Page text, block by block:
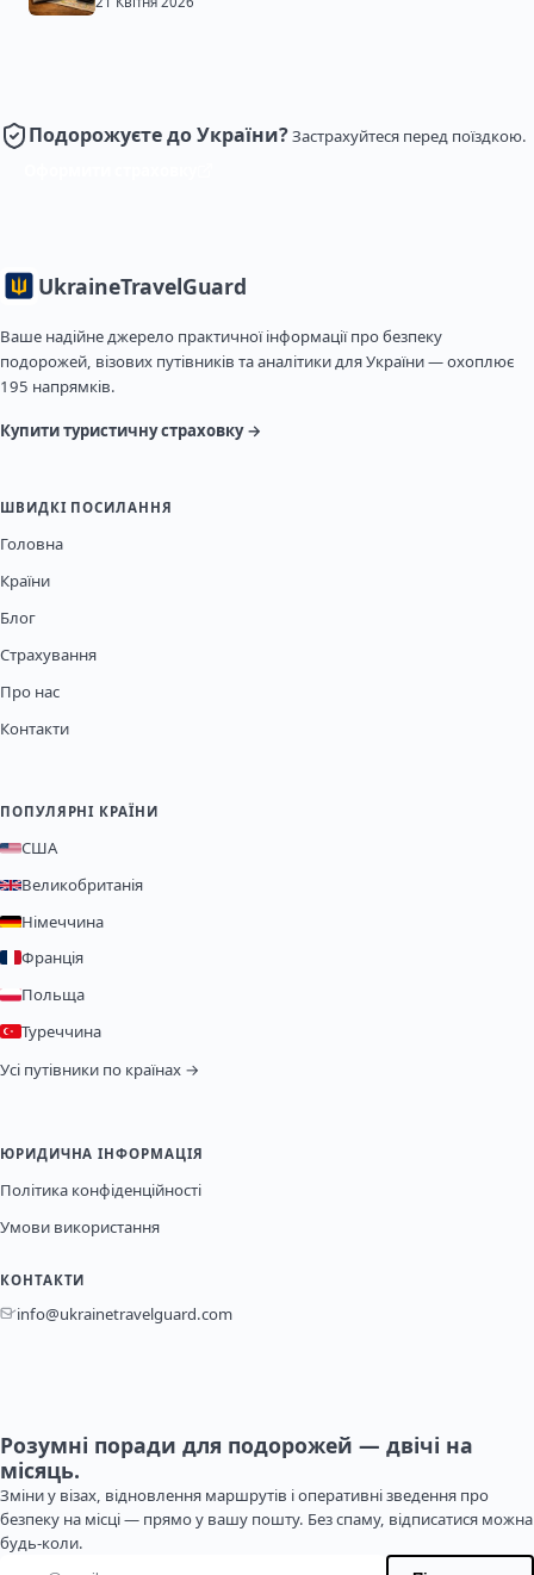
Подорожуєте до України?Застрахуйтеся перед поїздкою.
UkraineTravelGuard
Ваше надійне джерело практичної інформації про безпеку
подорожей, візових путівників та аналітики для України — охоплює
195 напрямків.
Купити туристичну страховку →
ШВИДКІ ПОСИЛАННЯ
Головна
Країни
Блог
Страхування
Про нас
Контакти
ПОПУЛЯРНІ КРАЇНИ
США
Великобританія
Німеччина
Франція
Польща
Туреччина
Усі путівники по країнах →
ЮРИДИЧНА ІНФОРМАЦІЯ
Політика конфіденційності
Умови використання
КОНТАКТИ
info@ukrainetravelguard.com
Розумні поради для подорожей — двічі на
місяць.
Зміни у візах, відновлення маршрутів і оперативні зведення про
безпеку на місці — прямо у вашу пошту. Без спаму, відписатися можна
будь-коли.
Адреса електронної пошти